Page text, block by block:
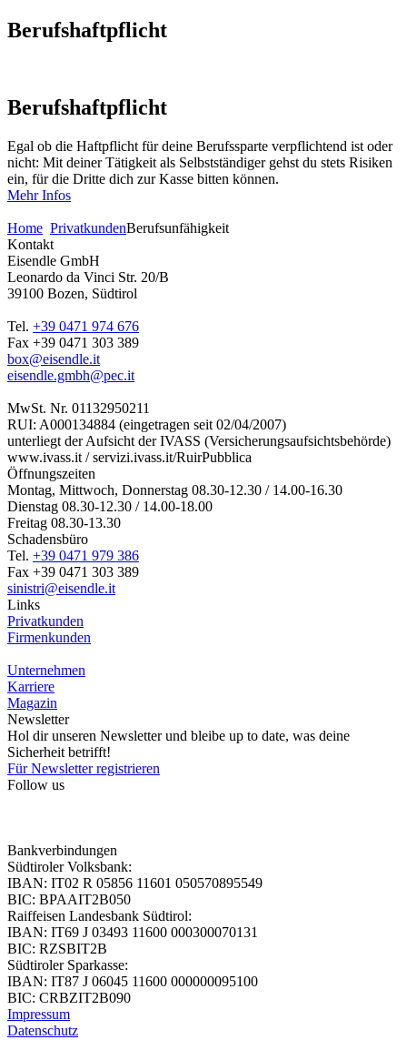
Berufshaftpflicht
Berufshaftpflicht
Egal ob die Haftpflicht für deine Berufssparte verpflichtend ist oder
nicht: Mit deiner Tätigkeit als Selbstständiger gehst du stets Risiken
ein, für die Dritte dich zur Kasse bitten können.
Mehr Infos
Home PrivatkundenBerufsunfähigkeit
Kontakt
Eisendle GmbH
Leonardo da Vinci Str. 20/B
39100 Bozen, Südtirol
Tel. +39 0471 974 676
Fax +39 0471 303 389
box@eisendle.it
eisendle.gmbh@pec.it
MwSt. Nr. 01132950211
RUI: A000134884 (eingetragen seit 02/04/2007)
unterliegt der Aufsicht der IVASS (Versicherungsaufsichtsbehörde)
www.ivass.it / servizi.ivass.it/RuirPubblica
Öffnungszeiten
Montag, Mittwoch, Donnerstag 08.30-12.30 / 14.00-16.30
Dienstag 08.30-12.30 / 14.00-18.00
Freitag 08.30-13.30
Schadensbüro
Tel. +39 0471 979 386
Fax +39 0471 303 389
sinistri@eisendle.it
Links
Privatkunden
Firmenkunden
Unternehmen
Karriere
Magazin
Newsletter
Hol dir unseren Newsletter und bleibe up to date, was deine
Sicherheit betrifft!
Für Newsletter registrieren
Follow us
Bankverbindungen
Südtiroler Volksbank:
IBAN: IT02 R 05856 11601 050570895549
BIC: BPAAIT2B050
Raiffeisen Landesbank Südtirol:
IBAN: IT69 J 03493 11600 000300070131
BIC: RZSBIT2B
Südtiroler Sparkasse:
IBAN: IT87 J 06045 11600 000000095100
BIC: CRBZIT2B090
Impressum
Datenschutz